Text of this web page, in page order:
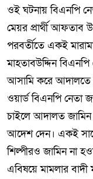
ওই ঘটনায় বিএনপি
মেয়র প্রার্থী আফতাব
পরবর্তীতে একই
মাহতাবউদ্দিন
আসামি করে আদালতে
ওয়ার্ড বিএনপি নেতা
চাইলে আদালত জামিন
আদেশ দেন। একই
শিল্পীরও জামিন না
এবিষয়ে মামলার